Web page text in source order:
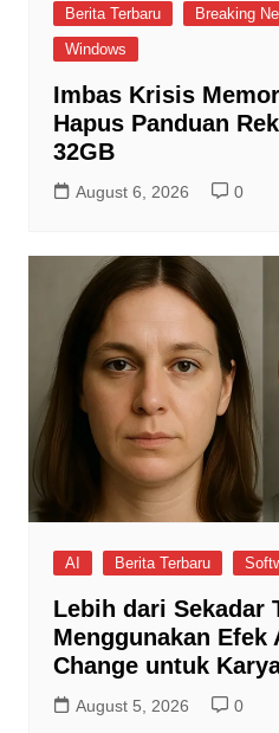
Berita Terbaru Breaking
Windows
Imbas Krisis
Hapus Panduan
32GB
August 6, 2026 0
AI Berita Terbaru
Lebih dari Sekadar
Menggunakan Efek
Change untuk
August 5, 2026 0